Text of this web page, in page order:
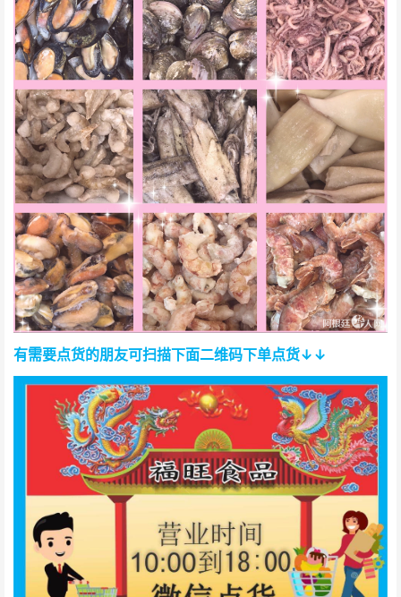
有需要点货的朋友可扫描下面二维码下单点货↓↓